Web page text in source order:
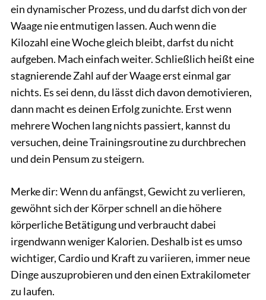
ein dynamischer Prozess, und du darfst dich von der
Waage nie entmutigen lassen. Auch wenn die
Kilozahl eine Woche gleich bleibt, darfst du nicht
aufgeben. Mach einfach weiter. Schließlich heißt eine
stagnierende Zahl auf der Waage erst einmal gar
nichts. Es sei denn, du lässt dich davon demotivieren,
dann macht es deinen Erfolg zunichte. Erst wenn
mehrere Wochen lang nichts passiert, kannst du
versuchen, deine Trainingsroutine zu durchbrechen
und dein Pensum zu steigern.
Merke dir: Wenn du anfängst, Gewicht zu verlieren,
gewöhnt sich der Körper schnell an die höhere
körperliche Betätigung und verbraucht dabei
irgendwann weniger Kalorien. Deshalb ist es umso
wichtiger, Cardio und Kraft zu variieren, immer neue
Dinge auszuprobieren und den einen Extrakilometer
zu laufen.